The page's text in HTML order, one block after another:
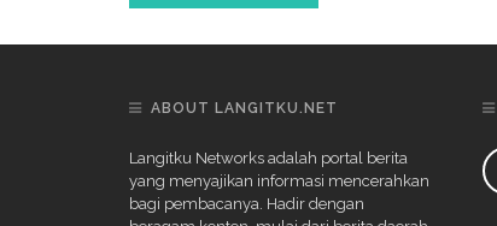
ABOUT LANGITKU.NET
Langitku Networks adalah portal berita
yang menyajikan informasi mencerahkan
bagi pembacanya. Hadir dengan